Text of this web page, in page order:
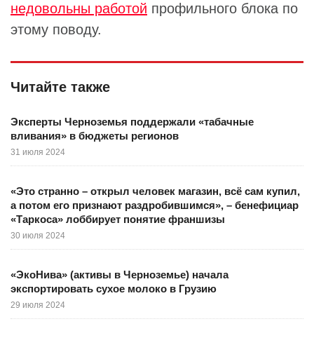
недовольны работой профильного блока по
этому поводу.
Читайте также
Эксперты Черноземья поддержали «табачные
вливания» в бюджеты регионов
31 июля 2024
«Это странно – открыл человек магазин, всё сам купил,
а потом его признают раздробившимся», – бенефициар
«Таркоса» лоббирует понятие франшизы
30 июля 2024
«ЭкоНива» (активы в Черноземье) начала
экспортировать сухое молоко в Грузию
29 июля 2024